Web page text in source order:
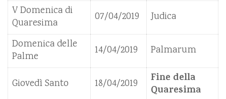
V Domenica di
Quaresima
07/04/2019 Judica
Domenica delle
Palme
14/04/2019 Palmarum
Giovedì Santo 18/04/2019
Fine della
Quaresima